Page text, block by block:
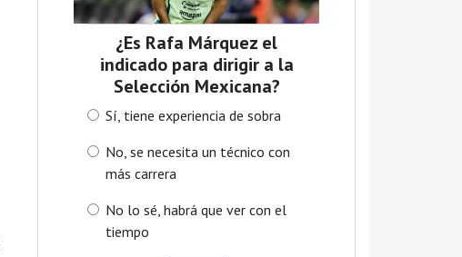
¿Es Rafa Márquez el
indicado para dirigir a la
Selección Mexicana?
Sí, tiene experiencia de sobra
No, se necesita un técnico con
más carrera
No lo sé, habrá que ver con el
tiempo